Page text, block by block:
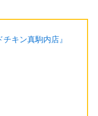
キン真駒内店』